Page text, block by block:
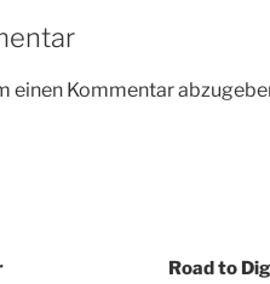
einen Kommentar
Road to